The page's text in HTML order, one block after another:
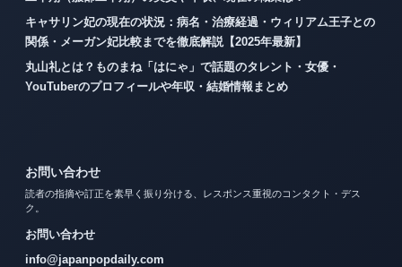
キャサリン妃の現在の状況：病名・治療経過・ウィリアム王子との
関係・メーガン妃比較までを徹底解説【2025年最新】
丸山礼とは？ものまね「はにゃ」で話題のタレント・女優・
YouTuberのプロフィールや年収・結婚情報まとめ
お問い合わせ
読者の指摘や訂正を素早く振り分ける、レスポンス重視のコンタクト・デス
ク。
お問い合わせ
info@japanpopdaily.com